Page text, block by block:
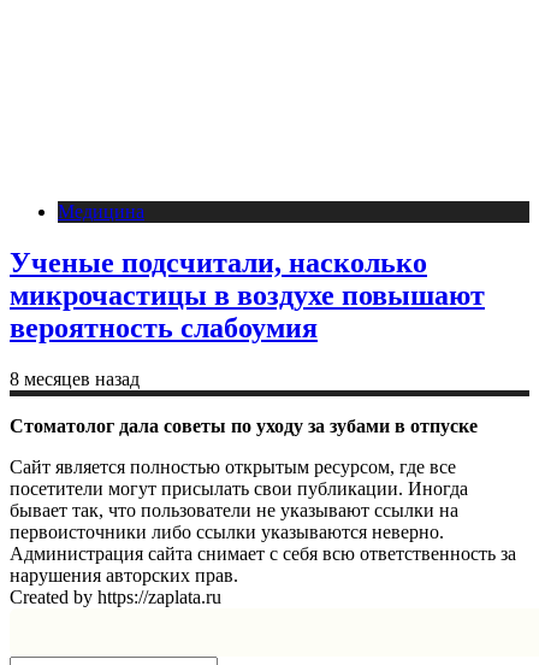
Медицина
Ученые подсчитали, насколько
микрочастицы в воздухе повышают
вероятность слабоумия
8 месяцев назад
Стоматолог дала советы по уходу за зубами в отпуске
Сайт является полностью открытым ресурсом, где все
посетители могут присылать свои публикации. Иногда
бывает так, что пользователи не указывают ссылки на
первоисточники либо ссылки указываются неверно.
Администрация сайта снимает с себя всю ответственность за
нарушения авторских прав.
Created by https://zaplata.ru